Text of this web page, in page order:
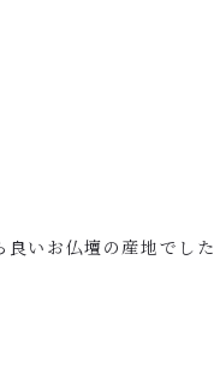
いお仏壇の産地でした